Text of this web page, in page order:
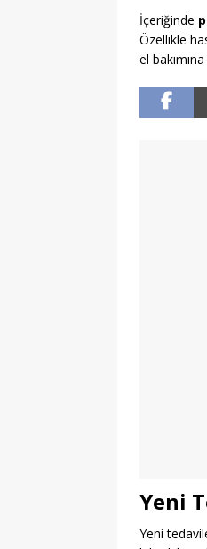
İçeriğinde
Özellikle
el
Yeni
Yeni